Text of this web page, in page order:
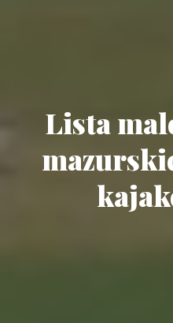
Lista